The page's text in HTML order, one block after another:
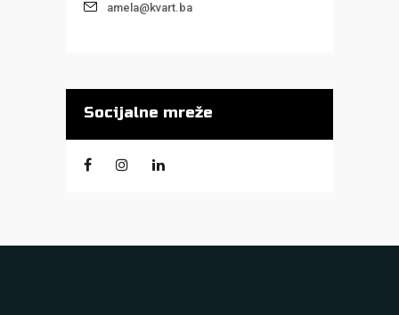
amela@kvart.ba
Socijalne mreže